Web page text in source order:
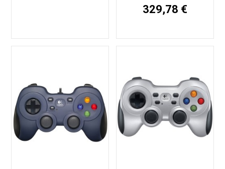
329,78 €